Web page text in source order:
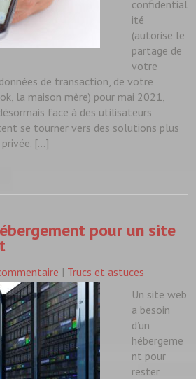
confidential
ité
(autorise le
partage de
votre
de transaction, de votre
la maison mère) pour mai 2021,
face à des utilisateurs
se tourner vers des solutions plus
[…]
pour un site
| Trucs et astuces
Un site web
a besoin
d’un
hébergeme
nt pour
rester